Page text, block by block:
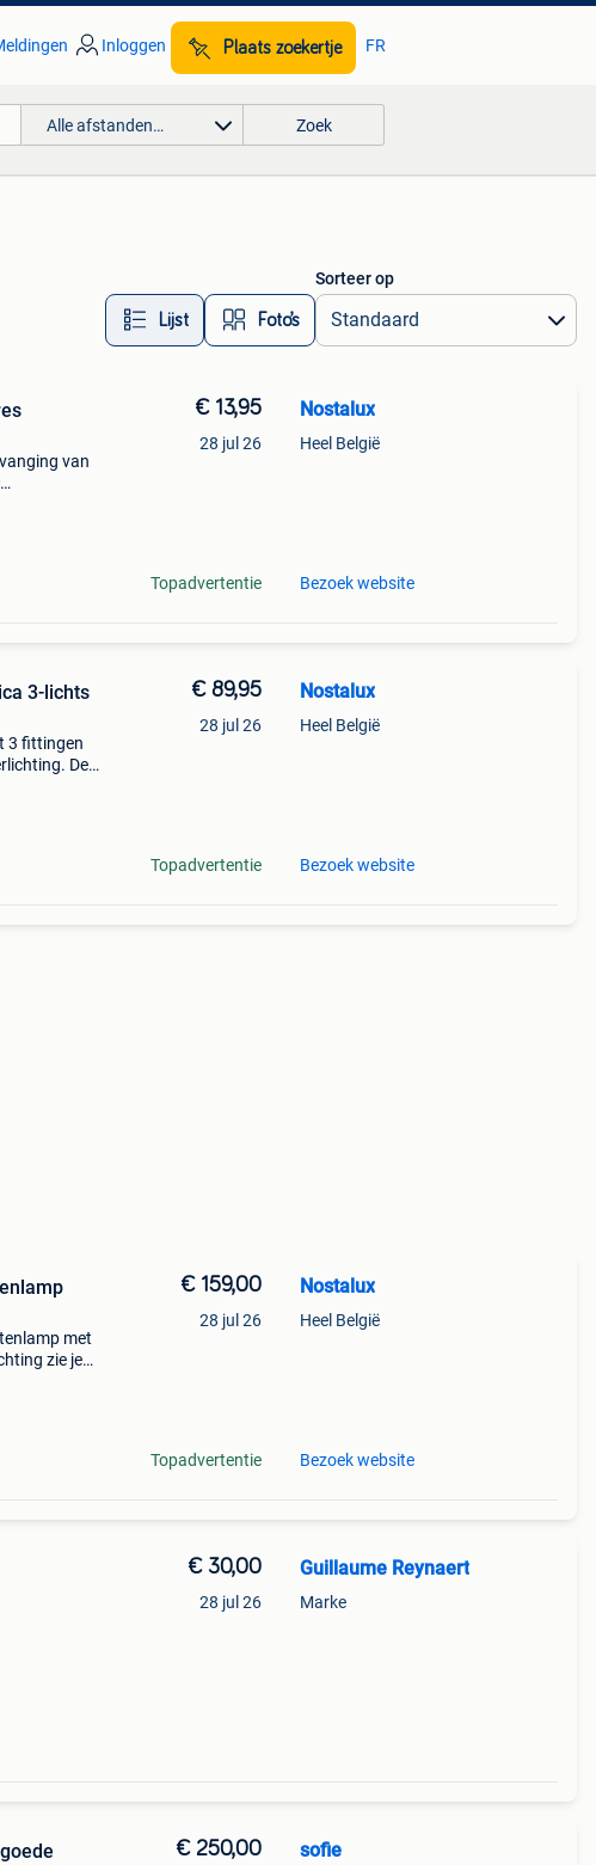
Inloggen Plaats zoekertje FR
Alle afstanden… Zoek
Lijst Foto’s
Sorteer op
van
€ 13,95
28 jul 26
Topadvertentie
Nostalux
Heel België
Bezoek website
3-lichts
3 fittingen
De
€ 89,95
28 jul 26
Topadvertentie
Nostalux
Heel België
Bezoek website
met
zie je
€ 159,00
28 jul 26
Topadvertentie
Nostalux
Heel België
Bezoek website
€ 30,00
28 jul 26
Guillaume Reynaert
Marke
€ 250,00 sofie